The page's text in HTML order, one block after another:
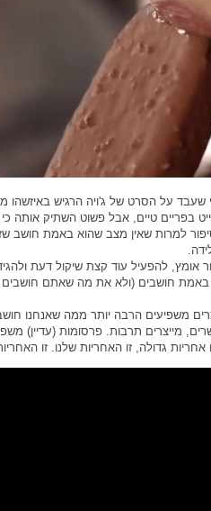
שעבד על הסרט של ג'ויה הרגיש באיזשהו
בפריים טיים, אבל פשוט השתיק אותה
למרות שאין מצב שהוא באמת חושב
אומץ, להפעיל עוד קצת שיקול דעת
חושבים (ולא את מה שאתם חושבים
משפיעים הרבה יותר ממה שאנחנו
מייצרים תרבות. פרסומות (עדיין)
אחריות גדולה, זו האחריות שלנו. זו